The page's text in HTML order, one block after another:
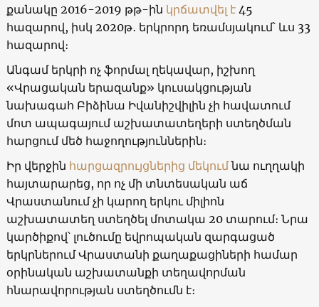
քանակը 2016-2019 թթ-ին կրճատվել է45
հազարով, իսկ 2020թ․ երկրորդ եռամսյակում՝ ևս 33
հազարով։
Անգամ երկրի ոչ ֆորմալ ղեկավար, իշխող
«Վրացական երազանք» կուսակցության
նախագահ Բիձինա Իվանիշվիլին չի հավատում
մոտ ապագայում աշխատատեղերի ստեղծման
հարցում մեծ հաջողություններին։
Իր վերջին հարցազրույցներից մեկումնա ուղղակի
հայտարարեց, որ ոչ մի տնտեսական աճ
Վրաստանում չի կարող երկու միլիոն
աշխատատեղ ստեղծել մոտակա 20 տարում։ Նրա
կարծիքով՝ լուծումը եվրոպական զարգացած
երկրներում Վրաստանի քաղաքացիների համար
օրինական աշխատանքի տեղավորման
հնարավորության ստեղծումն է։